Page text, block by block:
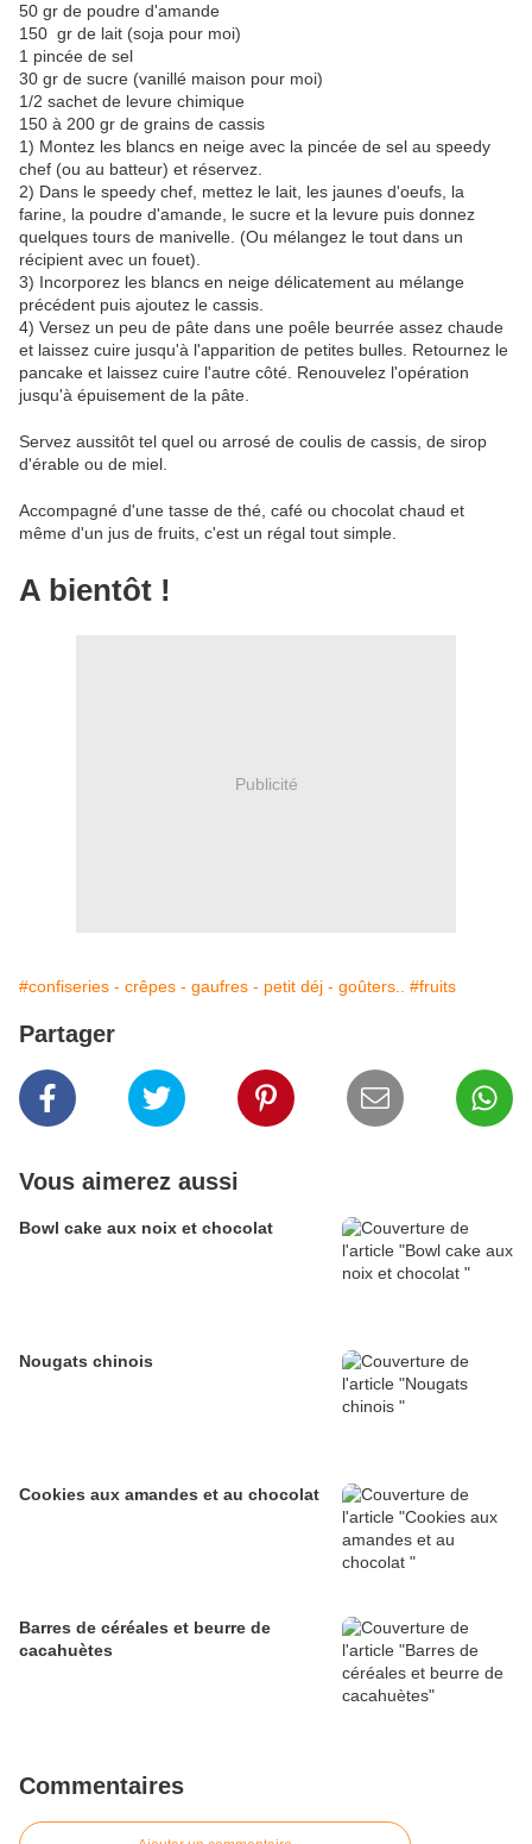
50 gr de poudre d'amande
150 gr de lait (soja pour moi)
1 pincée de sel
30 gr de sucre (vanillé maison pour moi)
1/2 sachet de levure chimique
150 à 200 gr de grains de cassis
1) Montez les blancs en neige avec la pincée de sel au speedy
chef (ou au batteur) et réservez.
2) Dans le speedy chef, mettez le lait, les jaunes d'oeufs, la
farine, la poudre d'amande, le sucre et la levure puis donnez
quelques tours de manivelle. (Ou mélangez le tout dans un
récipient avec un fouet).
3) Incorporez les blancs en neige délicatement au mélange
précédent puis ajoutez le cassis.
4) Versez un peu de pâte dans une poêle beurrée assez chaude
et laissez cuire jusqu'à l'apparition de petites bulles. Retournez le
pancake et laissez cuire l'autre côté. Renouvelez l'opération
jusqu'à épuisement de la pâte.
Servez aussitôt tel quel ou arrosé de coulis de cassis, de sirop
d'érable ou de miel.
Accompagné d'une tasse de thé, café ou chocolat chaud et
même d'un jus de fruits, c'est un régal tout simple.
A bientôt !
Publicité
#confiseries - crêpes - gaufres - petit déj - goûters.. #fruits
Partager
Vous aimerez aussi
Bowl cake aux noix et chocolat
Nougats chinois
Cookies aux amandes et au chocolat
Barres de céréales et beurre de
cacahuètes
Commentaires